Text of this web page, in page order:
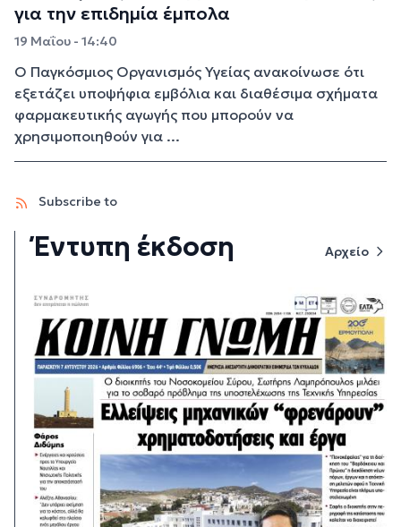
για την επιδημία έμπολα
19 Μαΐου - 14:40
Ο Παγκόσμιος Οργανισμός Υγείας ανακοίνωσε ότι
εξετάζει υποψήφια εμβόλια και διαθέσιμα σχήματα
φαρμακευτικής αγωγής που μπορούν να
χρησιμοποιηθούν για ...
Subscribe to
Έντυπη έκδοση Αρχείο